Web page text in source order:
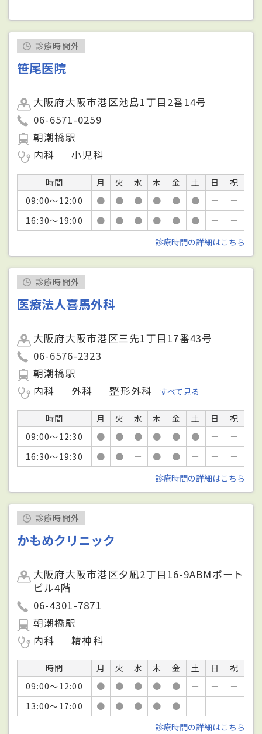
診療時間外
笹尾医院
大阪府大阪市港区池島1丁目2番14号
06-6571-0259
朝潮橋駅
内科
小児科
時間 月 火 水 木 金 土 日
祝
09:00～12:00
● ● ● ● ● ● －
－
16:30～19:00
● ● ● ● ● ● －
－
診療時間の詳細はこちら
診療時間外
医療法人喜馬外科
大阪府大阪市港区三先1丁目17番43号
06-6576-2323
朝潮橋駅
内科
外科 整形外科 すべて見る
時間 月 火 水 木 金 土 日
祝
09:00～12:30
● ● ● ● ● ● －
－
16:30～19:30
● ● － ● ● － －
－
診療時間の詳細はこちら
診療時間外
かもめクリニック
大阪府大阪市港区夕凪2丁目16-9ABMポート
ビル4階
06-4301-7871
朝潮橋駅
内科
精神科
時間 月 火 水 木 金 土 日
祝
09:00～12:00
● ● ● ● ● － －
－
13:00～17:00
● ● ● ● ● － －
－
診療時間の詳細はこちら